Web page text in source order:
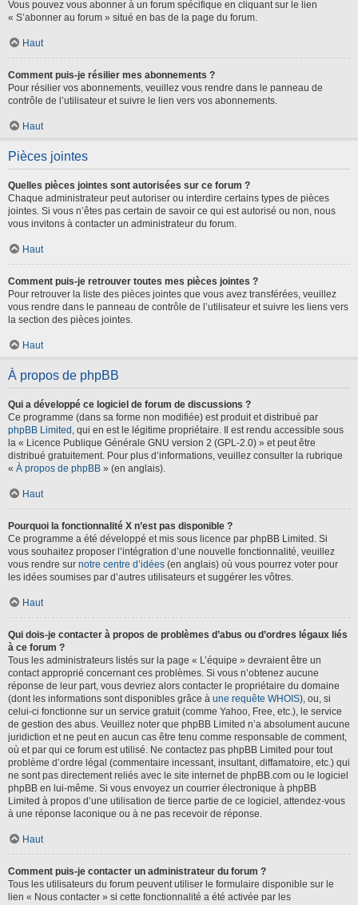
Vous pouvez vous abonner à un forum spécifique en cliquant sur le lien
« S’abonner au forum » situé en bas de la page du forum.
Haut
Comment puis-je résilier mes abonnements ?
Pour résilier vos abonnements, veuillez vous rendre dans le panneau de
contrôle de l’utilisateur et suivre le lien vers vos abonnements.
Haut
Pièces jointes
Quelles pièces jointes sont autorisées sur ce forum ?
Chaque administrateur peut autoriser ou interdire certains types de pièces
jointes. Si vous n’êtes pas certain de savoir ce qui est autorisé ou non, nous
vous invitons à contacter un administrateur du forum.
Haut
Comment puis-je retrouver toutes mes pièces jointes ?
Pour retrouver la liste des pièces jointes que vous avez transférées, veuillez
vous rendre dans le panneau de contrôle de l’utilisateur et suivre les liens vers
la section des pièces jointes.
Haut
À propos de phpBB
Qui a développé ce logiciel de forum de discussions ?
Ce programme (dans sa forme non modifiée) est produit et distribué par
phpBB Limited , qui en est le légitime propriétaire. Il est rendu accessible sous
la « Licence Publique Générale GNU version 2 (GPL-2.0) » et peut être
distribué gratuitement. Pour plus d’informations, veuillez consulter la rubrique
« À propos de phpBB » (en anglais).
Haut
Pourquoi la fonctionnalité X n’est pas disponible ?
Ce programme a été développé et mis sous licence par phpBB Limited. Si
vous souhaitez proposer l’intégration d’une nouvelle fonctionnalité, veuillez
vous rendre sur notre centre d’idées (en anglais) où vous pourrez voter pour
les idées soumises par d’autres utilisateurs et suggérer les vôtres.
Haut
Qui dois-je contacter à propos de problèmes d’abus ou d’ordres légaux liés
à ce forum ?
Tous les administrateurs listés sur la page « L’équipe » devraient être un
contact approprié concernant ces problèmes. Si vous n’obtenez aucune
réponse de leur part, vous devriez alors contacter le propriétaire du domaine
(dont les informations sont disponibles grâce à une requête WHOIS), ou, si
celui-ci fonctionne sur un service gratuit (comme Yahoo, Free, etc.), le service
de gestion des abus. Veuillez noter que phpBB Limited n’a absolument aucune
juridiction et ne peut en aucun cas être tenu comme responsable de comment,
où et par qui ce forum est utilisé. Ne contactez pas phpBB Limited pour tout
problème d’ordre légal (commentaire incessant, insultant, diffamatoire, etc.) qui
ne sont pas directement reliés avec le site internet de phpBB.com ou le logiciel
phpBB en lui-même. Si vous envoyez un courrier électronique à phpBB
Limited à propos d’une utilisation de tierce partie de ce logiciel, attendez-vous
à une réponse laconique ou à ne pas recevoir de réponse.
Haut
Comment puis-je contacter un administrateur du forum ?
Tous les utilisateurs du forum peuvent utiliser le formulaire disponible sur le
lien « Nous contacter » si cette fonctionnalité a été activée par les